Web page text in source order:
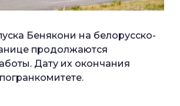
Бенякони на белорусско-
продолжаются
Дату их окончания